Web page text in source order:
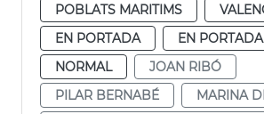
POBLATS MARITIMS
EN PORTADA
EN
NORMAL
JOAN RIBÓ
PILAR BERNABÉ
MARINA